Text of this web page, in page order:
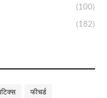
(100)
(182)
फीचर्ड